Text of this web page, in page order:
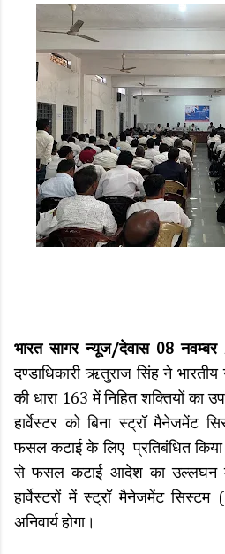
भारत सागर न्यूज/देवास 08
दण्डाधिकारी ऋतुराज सिंह ने भारतीय
की धारा 163 में निहित शक्तियों का
हार्वेस्टर को बिना स्ट्रॉ मैनेजमेंट
फसल कटाई के लिए प्रतिबंधित किया
से फसल कटाई आदेश का उल्लघन
हार्वेस्टरों में स्ट्रॉ मैनेजमेंट सिस्टम
अनिवार्य होगा।